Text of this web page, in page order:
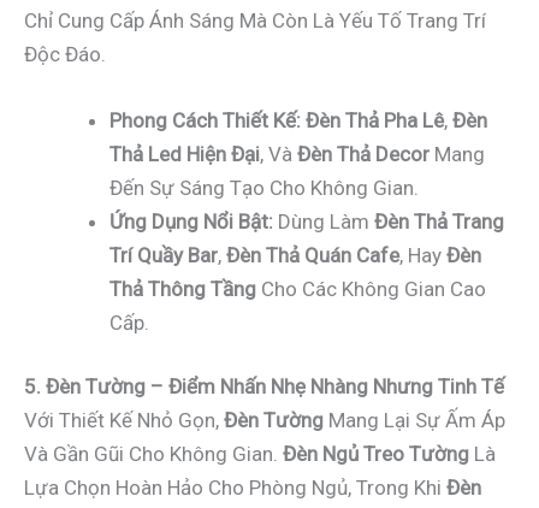
Chỉ Cung Cấp Ánh Sáng Mà Còn Là Yếu Tố Trang Trí
Độc Đáo.
Phong Cách Thiết Kế: Đèn Thả Pha Lê, Đèn
Thả Led Hiện Đại, Và Đèn Thả Decor Mang
Đến Sự Sáng Tạo Cho Không Gian.
Ứng Dụng Nổi Bật: Dùng Làm Đèn Thả Trang
Trí Quầy Bar, Đèn Thả Quán Cafe, Hay Đèn
Thả Thông Tầng Cho Các Không Gian Cao
Cấp.
5. Đèn Tường – Điểm Nhấn Nhẹ Nhàng Nhưng Tinh Tế
Với Thiết Kế Nhỏ Gọn, Đèn Tường Mang Lại Sự Ấm Áp
Và Gần Gũi Cho Không Gian. Đèn Ngủ Treo Tường Là
Lựa Chọn Hoàn Hảo Cho Phòng Ngủ, Trong Khi Đèn